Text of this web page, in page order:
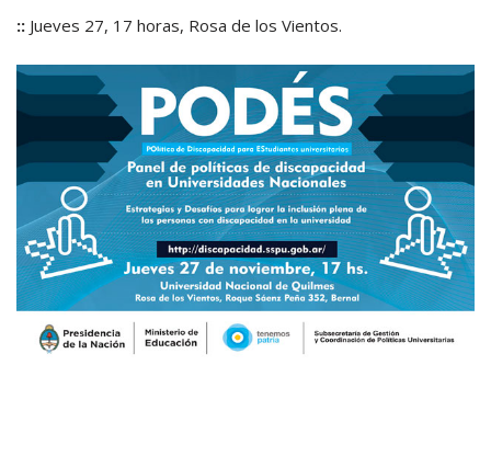
:: Jueves 27, 17 horas, Rosa de los Vientos.